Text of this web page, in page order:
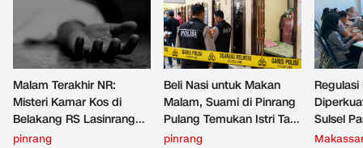
Malam Terakhir NR:
Misteri Kamar Kos di
Belakang RS Lasinrang
Pinrang
pinrang
Beli Nasi untuk Makan
Malam, Suami di Pinrang
Pulang Temukan Istri Tak
Bernyawa di Kamar Kos
pinrang
Sulsel